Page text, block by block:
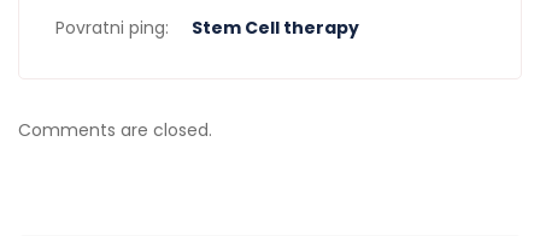
Povratni ping: Stem Cell therapy
Comments are closed.